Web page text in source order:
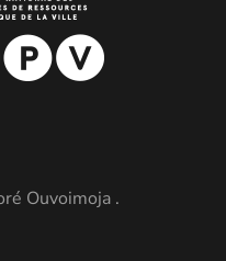
Ouvoimoja .